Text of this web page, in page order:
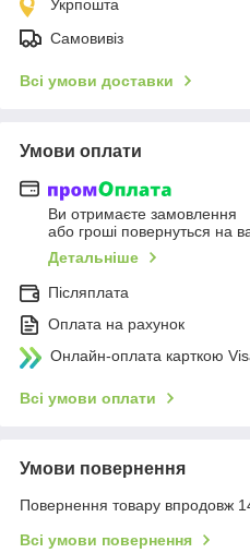
Укрпошта
Самовивіз
Всі умови доставки
Умови оплати
Ви отримаєте замовлення
або гроші повернуться на
Детальніше
Післяплата
Оплата на рахунок
Онлайн-оплата карткою
Всі умови оплати
Умови повернення
Повернення товару впродовж
Всі умови повернення